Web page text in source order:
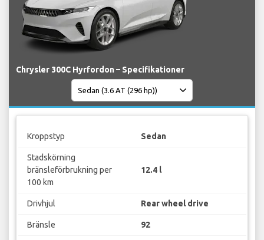
Chrysler 300C Hyrfordon – Specifikationer
Kroppstyp Sedan
Stadskörning
bränsleförbrukning per
100 km
12.4 l
Drivhjul Rear wheel drive
Bränsle 92